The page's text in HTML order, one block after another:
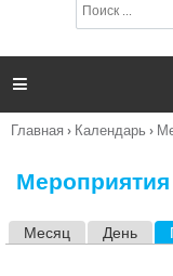
п
и

Вы
Главная › Календарь ›
Месяц День